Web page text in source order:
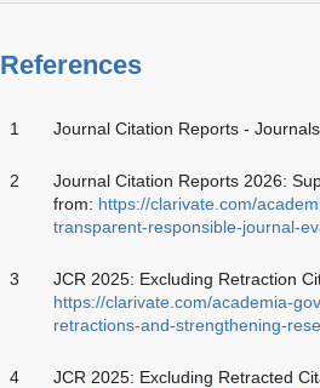
References
1 Journal Citation Reports -
2
Journal Citation Reports 2026:
from: https://clarivate.com/
transparent-responsible-journal-
3
JCR 2025: Excluding Retraction
https://clarivate.com/academia-
retractions-and-strengthening-
4
JCR 2025: Excluding Retracted